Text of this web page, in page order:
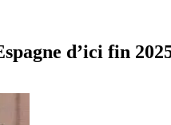
d’ici fin